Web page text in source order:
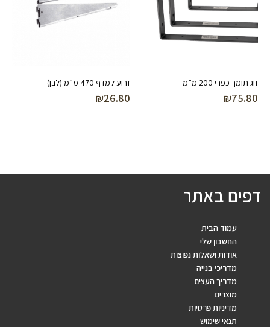
זוג תומך כפרי 200 מ”מ
₪75.80
זרוע למדף 470 מ”מ (לבן)
₪26.80
דפים באתר
עמוד הבית
החשבון שלי
אודות ושאלות נפוצות
מדריכי בנייה
מדריך העצים
מוצרים
מדיניות פרטיות
תנאי שימוש